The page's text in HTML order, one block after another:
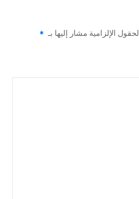
الحقول الإلزامية مشار إليها بـ